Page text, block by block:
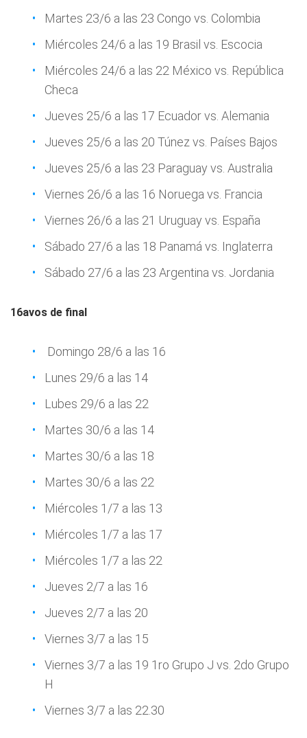
Martes 23/6 a las 23 Congo vs. Colombia
Miércoles 24/6 a las 19 Brasil vs. Escocia
Miércoles 24/6 a las 22 México vs. República
Checa
Jueves 25/6 a las 17 Ecuador vs. Alemania
Jueves 25/6 a las 20 Túnez vs. Países Bajos
Jueves 25/6 a las 23 Paraguay vs. Australia
Viernes 26/6 a las 16 Noruega vs. Francia
Viernes 26/6 a las 21 Uruguay vs. España
Sábado 27/6 a las 18 Panamá vs. Inglaterra
Sábado 27/6 a las 23 Argentina vs. Jordania
16avos de final
Domingo 28/6 a las 16
Lunes 29/6 a las 14
Lubes 29/6 a las 22
Martes 30/6 a las 14
Martes 30/6 a las 18
Martes 30/6 a las 22
Miércoles 1/7 a las 13
Miércoles 1/7 a las 17
Miércoles 1/7 a las 22
Jueves 2/7 a las 16
Jueves 2/7 a las 20
Viernes 3/7 a las 15
Viernes 3/7 a las 19 1ro Grupo J vs. 2do Grupo
H
Viernes 3/7 a las 22.30